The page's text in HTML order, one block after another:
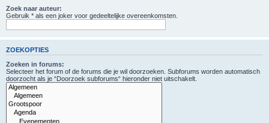
Zoek naar auteur:
Gebruik * als een joker voor gedeeltelijke overeenkomsten.
ZOEKOPTIES
Zoeken in forums:
Selecteer het forum of de forums die je wil doorzoeken. Subforums worden automatisch
doorzocht als je “Doorzoek subforums“ hieronder niet uitschakelt.